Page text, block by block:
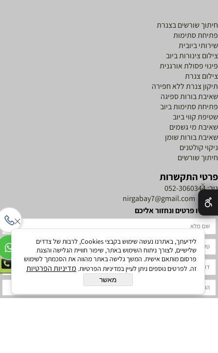
שורשים בצנרת
סתימות
ביובית
צינורות ביוב
פסולת אורגנית
צנרת
צנרת ללא חפירה
בורות ספיגה
סתימות ביוב
קווי ביוב
מי גשמים
בורות שומן
קולטנים
שורשים
התקשרות
052-3060344
nirgabay7@gmail.com
פרטים ונחזור אליכם
להזמנת ביובית
052-3060344
✕
לידיעתך, באתרנו נעשה שימוש בקבצי Cookies, לרבות של צדדים
שלישיים, לצורך ניתוח השימוש באתר, שיפור חוויית הגלישה והצגת
פרסום מותאם אישית. המשך גלישה באתר מהווה את הסכמתך לשימוש
זה. לפרטים נוספים ניתן לעיין במדיניות הפרטיות. מדיניות הפרטיות
מאשר